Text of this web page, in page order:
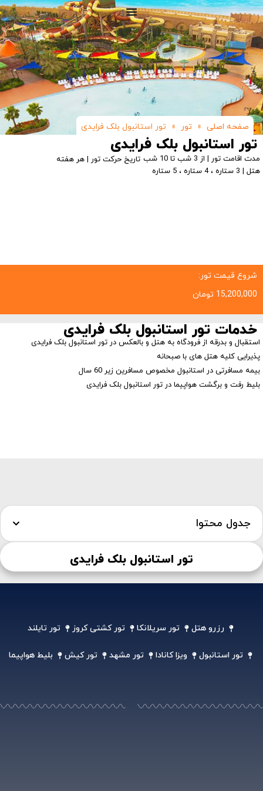
صفحه اصلی » تور » تور استانبول بلک فرایدی
تور استانبول بلک فرایدی
مدت اقامت تور | از 3 شب تا 10 شب
تاریخ حرکت تور | هر هفته
هتل | 3 ستاره ، 4 ستاره ، 5 ستاره
شروع قیمت تور:
15,200,000 تومان
خدمات تور استانبول بلک فرایدی
استقبال و بدرقه از فرودگاه به هتل و بالعکس در تور استانبول بلک فرایدی
پذیرایی کلیه هتل های با صبحانه
بیمه مسافرتی در استانبول مخصوص مسافرین زیر 60 سال
بلیط رفت و برگشت هواپیما در تور استانبول بلک فرایدی
جدول محتوا
تور استانبول بلک فرایدی
رزرو هتل تور سریلانکا تور کشتی کروز تور تایلند
تور استانبول ویزا کانادا تور مشهد تور کیش بلیط هواپیما